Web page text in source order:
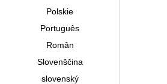
Polskie
Português
Român
Slovenščina
slovenský